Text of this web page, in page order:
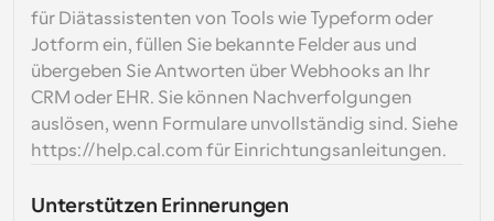
für Diätassistenten von Tools wie Typeform oder
Jotform ein, füllen Sie bekannte Felder aus und
übergeben Sie Antworten über Webhooks an Ihr
CRM oder EHR. Sie können Nachverfolgungen
auslösen, wenn Formulare unvollständig sind. Siehe
https://help.cal.com für Einrichtungsanleitungen.
Unterstützen Erinnerungen